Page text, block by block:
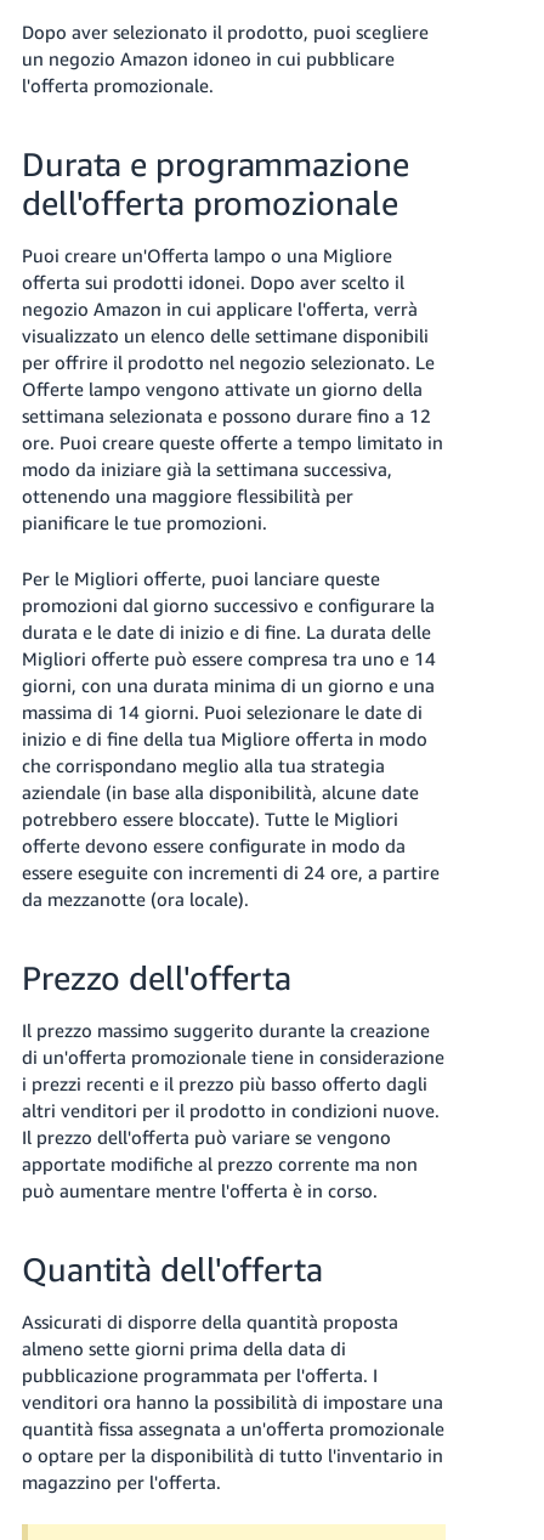
Dopo aver selezionato il prodotto, puoi scegliere
un negozio Amazon idoneo in cui pubblicare
l'offerta promozionale.
Durata e programmazione
dell'offerta promozionale
Puoi creare un'Offerta lampo o una Migliore
offerta sui prodotti idonei. Dopo aver scelto il
negozio Amazon in cui applicare l'offerta, verrà
visualizzato un elenco delle settimane disponibili
per offrire il prodotto nel negozio selezionato. Le
Offerte lampo vengono attivate un giorno della
settimana selezionata e possono durare fino a 12
ore. Puoi creare queste offerte a tempo limitato in
modo da iniziare già la settimana successiva,
ottenendo una maggiore flessibilità per
pianificare le tue promozioni.
Per le Migliori offerte, puoi lanciare queste
promozioni dal giorno successivo e configurare la
durata e le date di inizio e di fine. La durata delle
Migliori offerte può essere compresa tra uno e 14
giorni, con una durata minima di un giorno e una
massima di 14 giorni. Puoi selezionare le date di
inizio e di fine della tua Migliore offerta in modo
che corrispondano meglio alla tua strategia
aziendale (in base alla disponibilità, alcune date
potrebbero essere bloccate). Tutte le Migliori
offerte devono essere configurate in modo da
essere eseguite con incrementi di 24 ore, a partire
da mezzanotte (ora locale).
Prezzo dell'offerta
Il prezzo massimo suggerito durante la creazione
di un'offerta promozionale tiene in considerazione
i prezzi recenti e il prezzo più basso offerto dagli
altri venditori per il prodotto in condizioni nuove.
Il prezzo dell'offerta può variare se vengono
apportate modifiche al prezzo corrente ma non
può aumentare mentre l'offerta è in corso.
Quantità dell'offerta
Assicurati di disporre della quantità proposta
almeno sette giorni prima della data di
pubblicazione programmata per l'offerta. I
venditori ora hanno la possibilità di impostare una
quantità fissa assegnata a un'offerta promozionale
o optare per la disponibilità di tutto l'inventario in
magazzino per l'offerta.